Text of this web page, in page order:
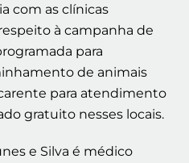
com as clínicas
à campanha de
para
de animais
para atendimento
gratuito nesses locais.
e Silva é médico